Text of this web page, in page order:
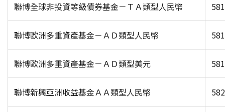
聯博全球非投資等級債券基金－ＴＡ類型人民幣
聯博歐洲多重資產基金－ＡＤ類型人民幣
聯博歐洲多重資產基金－ＡＤ類型美元
聯博新興亞洲收益基金ＡＡ類型人民幣